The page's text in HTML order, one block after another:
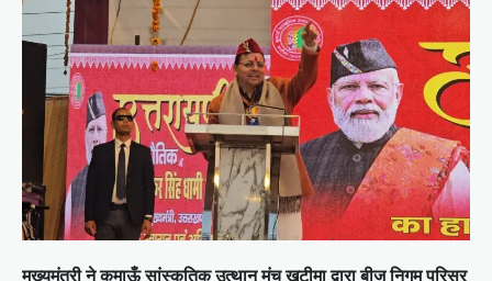
मुख्यमंत्री ने कुमाऊँ सांस्कृतिक उत्थान मंच खटीमा द्वारा बीज निगम परिसर